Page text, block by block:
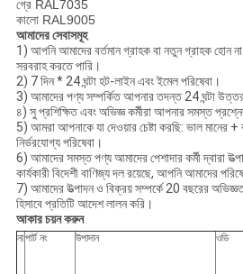
গ্রে RAL7035
কালো RAL9005
আমাদের সেবাসমূহ
1) আপনি আমাদের বর্তমান গ্রাহক বা নতুন গ্রাহক হোন
সরবরাহ করতে পারি।
2) 7 দিন * 24 ঘন্টা হট-লাইন এবং ইমেল পরিষেবা।
3) আমাদের পণ্য সম্পর্কিত আপনার তদন্ত 24 ঘন্টা উত্তর
৪) সু প্রশিক্ষিত এবং অভিজ্ঞ কর্মীরা আপনার সমস্ত
5) আমরা আপনাকে যা দেওয়ার চেষ্টা করছি: ভাল মানের
নির্ভরযোগ্য পরিষেবা।
6) আমাদের সমস্ত পণ্য আমাদের পেশাদার কর্মী দ্বারা
কার্যকারী বিদেশী বাণিজ্য দল রয়েছে, আপনি আমাদের
7) আমাদের উত্পাদন ও বিক্রয় সম্পর্কে 20 বছরের
হিসাবে প্রতিটি আদেশ লালন করি।
আকার চয়ন করুন
নাপার্ট নং উপাদান ওডি